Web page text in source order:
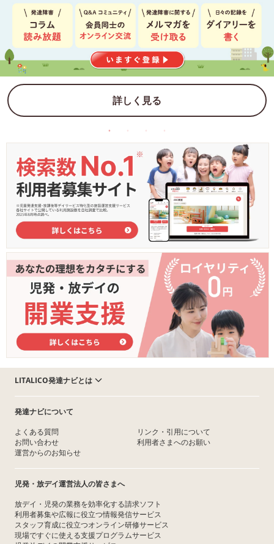
詳しく見る
LITALICO発達ナビとは
発達ナビについて
よくある質問
お問い合わせ
運営からのお知らせ
リンク・引用について
利用者さまへのお願い
児発・放デイ運営法人の皆さまへ
放デイ・児発の業務を効率化する請求ソフト
利用者募集や広報に役立つ情報発信サービス
スタッフ育成に役立つオンライン研修サービス
現場ですぐに使える支援プログラムサービス